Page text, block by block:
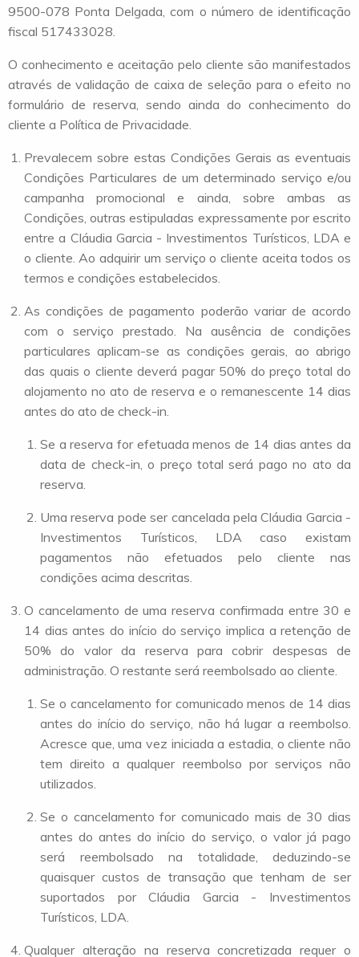
9500-078 Ponta Delgada, com o número de identificação
fiscal 517433028.
O conhecimento e aceitação pelo cliente são manifestados
através de validação de caixa de seleção para o efeito no
formulário de reserva, sendo ainda do conhecimento do
cliente a Política de Privacidade.
Prevalecem sobre estas Condições Gerais as eventuais
Condições Particulares de um determinado serviço e/ou
campanha promocional e ainda, sobre ambas as
Condições, outras estipuladas expressamente por escrito
entre a Cláudia Garcia - Investimentos Turísticos, LDA e
o cliente. Ao adquirir um serviço o cliente aceita todos os
termos e condições estabelecidos.
As condições de pagamento poderão variar de acordo
com o serviço prestado. Na ausência de condições
particulares aplicam-se as condições gerais, ao abrigo
das quais o cliente deverá pagar 50% do preço total do
alojamento no ato de reserva e o remanescente 14 dias
antes do ato de check-in.
Se a reserva for efetuada menos de 14 dias antes da
data de check-in, o preço total será pago no ato da
reserva.
Uma reserva pode ser cancelada pela Cláudia Garcia -
Investimentos Turísticos, LDA caso existam
pagamentos não efetuados pelo cliente nas
condições acima descritas.
O cancelamento de uma reserva confirmada entre 30 e
14 dias antes do início do serviço implica a retenção de
50% do valor da reserva para cobrir despesas de
administração. O restante será reembolsado ao cliente.
Se o cancelamento for comunicado menos de 14 dias
antes do início do serviço, não há lugar a reembolso.
Acresce que, uma vez iniciada a estadia, o cliente não
tem direito a qualquer reembolso por serviços não
utilizados.
Se o cancelamento for comunicado mais de 30 dias
antes do antes do início do serviço, o valor já pago
será reembolsado na totalidade, deduzindo-se
quaisquer custos de transação que tenham de ser
suportados por Cláudia Garcia - Investimentos
Turísticos, LDA.
Qualquer alteração na reserva concretizada requer o